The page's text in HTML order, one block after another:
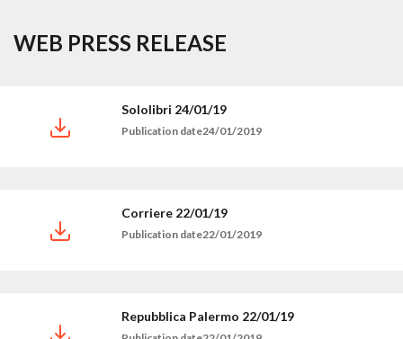
WEB PRESS RELEASE
Sololibri 24/01/19
Publication date24/01/2019
Corriere 22/01/19
Publication date22/01/2019
Repubblica Palermo 22/01/19